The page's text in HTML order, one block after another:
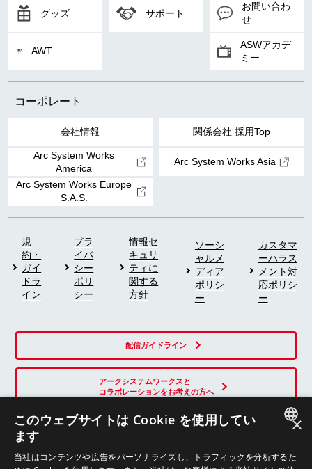
グッズ サポート
お問い合わ
せ
AWT
ASWアカデ
ミー
コーポレート
会社情報 関係会社 採用Top
Arc System Works
America
Arc System Works Asia
Arc System Works Europe
S.A.S.
規
約・
ガイ
ドラ
イン
プラ
イバ
シー
ポリ
シー
情報セ
キュリ
ティに
関する
方針
ソーシ
ャルメ
ディア
ポリシ
ー
カスタマ
ーハラス
メント対
応ポリシ
ー
配信ガイドライン
アークシステムワークスと
コラボレーションをお考えの方へ
SNS
×
このウェブサイトは Cookie を使用してい
ます
当社はコンテンツや広告をパーソナライズし、トラフィックを分析するた